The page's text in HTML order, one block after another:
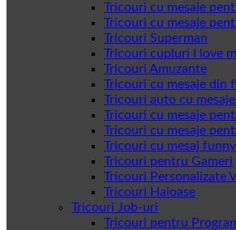
Tricouri cu mesaje
Tricouri cu mesaje
Tricouri Superman
Tricouri cupluri I love
Tricouri Amuzante
Tricouri cu mesaje din
Tricouri auto cu
Tricouri cu mesaje
Tricouri cu mesaje
Tricouri cu mesaj funny
Tricouri pentru Gameri
Tricouri Personalizate
Tricouri Haioase
Tricouri Job-uri
Tricouri pentru